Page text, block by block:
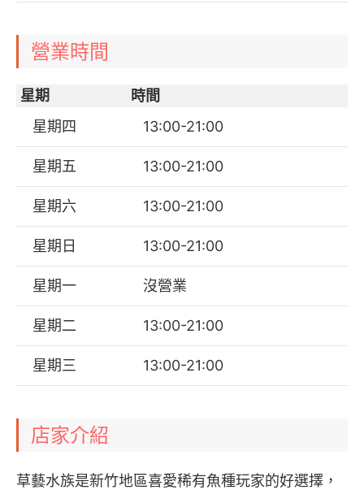
營業時間
星期
時間
星期四
13:00-21:00
星期五 13:00-21:00
星期六 13:00-21:00
星期日 13:00-21:00
星期一 沒營業
星期二 13:00-21:00
星期三 13:00-21:00
店家介紹
草藝水族是新竹地區喜愛稀有魚種玩家的好選擇，